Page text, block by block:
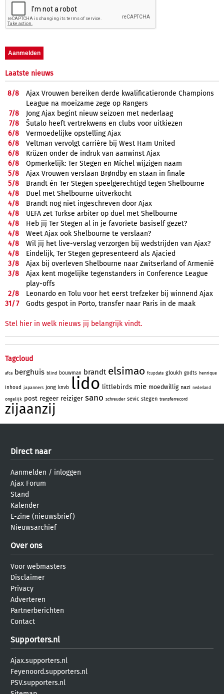
Laatste nieuws
8/8
Ajax Vrouwen bereiken derde kwalificatieronde Champions
League na moeizame zege op Rangers
7/8
Jong Ajax begint nieuw seizoen met nederlaag
7/8
Šutalo heeft vertrekwens en clubs voor uitkiezen
6/8
Vermoedelijke opstelling Ajax
6/8
Veltman vervolgt carrière bij West Ham United
6/8
Krüzen onder de indruk van aanwinst Ajax
6/8
Opmerkelijk: Ter Stegen en Míchel wijzigen naam
5/8
Ajax Vrouwen verslaan Brøndby en staan in finale
5/8
Brandt én Ter Stegen speelgerechtigd tegen Shelbourne
4/8
Duel met Shelbourne uitverkocht
4/8
Brandt nog niet ingeschreven door Ajax
4/8
UEFA zet Turkse arbiter op duel met Shelbourne
4/8
Heb jij Ter Stegen al in je favoriete basiself gezet?
4/8
Weet Ajax ook Shelbourne te verslaan?
4/8
Wil jij het live-verslag verzorgen bij wedstrijden van Ajax?
4/8
Eindelijk, Ter Stegen gepresenteerd als Ajacied
3/8
Ajax bij overleven Shelbourne naar Zwitserland of Armenië
3/8
Ajax kent mogelijke tegenstanders in Conference League
play-offs
2/8
Leonardo en Tolu voor het eerst trefzeker bij winnend Ajax
31/7 Godts gespot in Porto, transfer naar Paris in de maak
Stel hier in welk nieuws jij belangrijk vindt.
Tagcloud
afca berghuis blind bouwman brandt elsimao fcupdate gloukh godts henrique
inhoud japanners jong knvb lido littlebirds mie moedwillig nazi nederland
ongelijk post regeer reiziger sano schreuder sevic stegen transferrecord
zijaanzij
Direct naar
Aanmelden / inloggen
Ajax Forum
Stand
Kalender
E-zine (nieuwsbrief)
Nieuwsarchief
Over ons
Voor webmasters
Disclaimer
Privacy
Adverteren
Partnerberichten
Contact
Supporters.nl
Ajax.supporters.nl
Feyenoord.supporters.nl
PSV.supporters.nl